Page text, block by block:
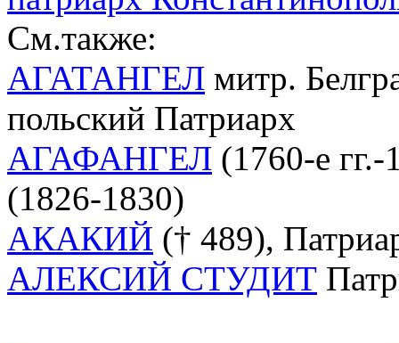
См.также:
АГАТАНГЕЛ митр.
польский Патриарх
АГАФАНГЕЛ (1760-е
(1826-1830)
АКАКИЙ († 489),
АЛЕКСИЙ СТУДИТ